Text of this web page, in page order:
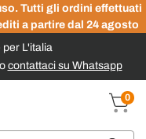
Tutti gli ordini effettuati
a partire dal 24 agosto
per L'italia
contattaci su Whatsapp
0